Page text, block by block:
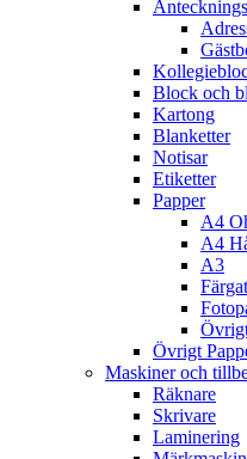
Block och
Kartong
Blanketter
Notisar
Etiketter
Papper
A4
A4
A3
Övrigt
Maskiner och
Räknare
Skrivare
Laminering